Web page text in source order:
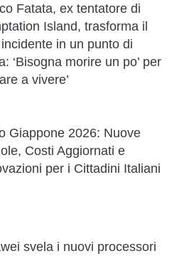
Fatata, ex tentatore di
Island, trasforma il
in un punto di
‘Bisogna morire un po’ per
a vivere’
Giappone 2026: Nuove
Costi Aggiornati e
per i Cittadini Italiani
svela i nuovi processori